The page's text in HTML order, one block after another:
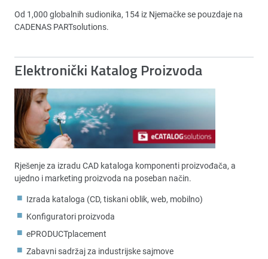
Od 1,000 globalnih sudionika, 154 iz Njemačke se pouzdaje na
CADENAS PARTsolutions.
Elektronički Katalog Proizvoda
Rješenje za izradu CAD kataloga komponenti proizvođača, a
ujedno i marketing proizvoda na poseban način.
Izrada kataloga (CD, tiskani oblik, web, mobilno)
Konfiguratori proizvoda
ePRODUCTplacement
Zabavni sadržaj za industrijske sajmove